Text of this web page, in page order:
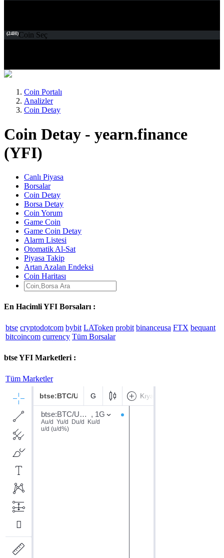
(24H)Coin Seç
Coin Portalı
Analizler
Coin Detay
Coin Detay - yearn.finance
(YFI)
Canlı Piyasa
Borsalar
Coin Detay
Borsa Detay
Coin Yorum
Game Coin
Game Coin Detay
Alarm Listesi
Otomatik Al-Sat
Piyasa Takip
Artan Azalan Endeksi
Coin Haritası
En Hacimli YFI Borsaları :
btse cryptodotcom bybit LAToken probit binanceusa FTX bequant
bitcoincom currency Tüm Borsalar
btse YFI Marketleri :
Tüm Marketler